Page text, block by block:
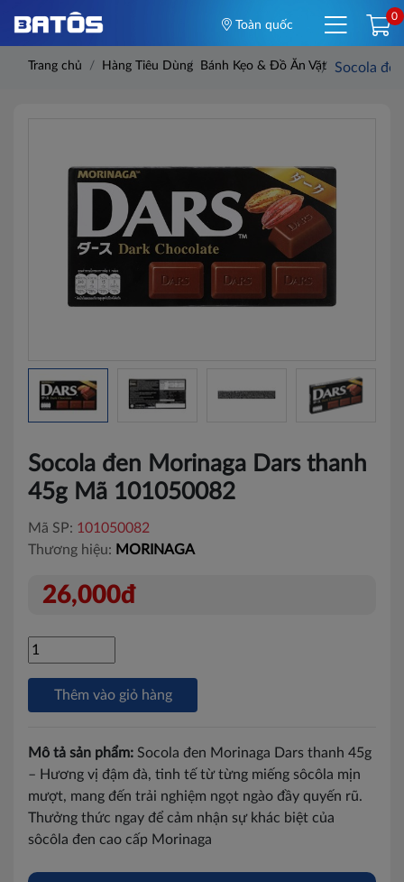
Toàn quốc
0
Trang chủ Hàng Tiêu Dùng Bánh Kẹo & Đồ Ăn Vặt Socola
Socola đen Morinaga Dars thanh
45g Mã 101050082
Mã SP: 101050082
Thương hiệu: MORINAGA
26,000đ
Thêm vào giỏ hàng
Mô tả sản phẩm: Socola đen Morinaga Dars thanh 45g
– Hương vị đậm đà, tinh tế từ từng miếng sôcôla mịn
mượt, mang đến trải nghiệm ngọt ngào đầy quyến rũ.
Thưởng thức ngay để cảm nhận sự khác biệt của
sôcôla đen cao cấp Morinaga